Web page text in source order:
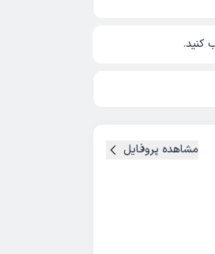
کنید.
مشاهده پروفایل